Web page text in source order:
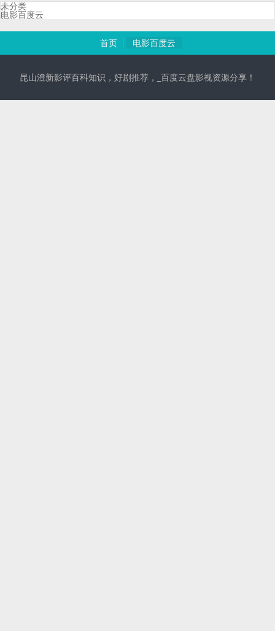
未分类
电影百度云
首页 电影百度云
昆山澄新影评百科知识，好剧推荐，_百度云盘影视资源分享！